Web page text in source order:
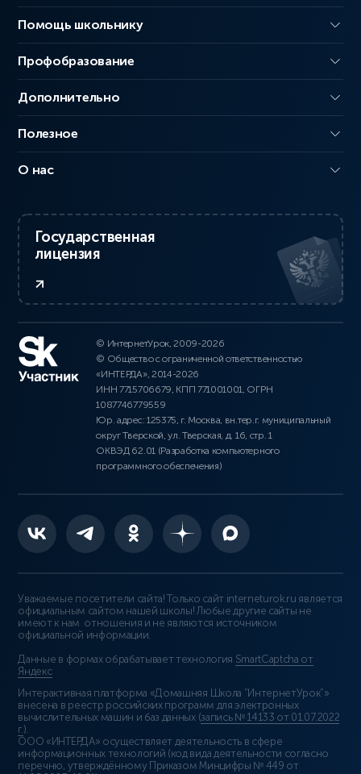
Помощь школьнику
Профобразование
Дополнительно
Полезное
О нас
Государственная
лицензия
© ИнтернетУрок, 2009-2026
© Общество с ограниченной ответственностью
«ИНТЕРДА», 2014-2026
ИНН 7715706679, КПП 771001001, ОГРН
1087746779559
Юр. адрес: 125375, г. Москва, вн.тер.г. муниципальный
округ Тверской, ул. Тверская, д. 16, стр. 1
ОКВЭД 62.01 (Разработка компьютерного
программного обеспечения)
Уважаемые посетители сайта! Только сайт interneturok.ru является
официальным сайтом нашей школы! Любые другие сайты не
имеют к нам отношения и не являются источником
официальной информации.
Данные в формах обрабатывает технология SmartCaptcha от
Яндекс
Интерактивная платформа «Домашняя Школа “ИнтернетУрок”»
внесена в реестр российских программ для электронных
вычислительных машин и баз данных (запись № 14133 от 01.07.2022
г.).
ООО «ИНТЕРДА» осуществляет деятельность в сфере
информационных технологий (код вида деятельности согласно
перечню, утверждённому Приказом Минцифры № 449 от